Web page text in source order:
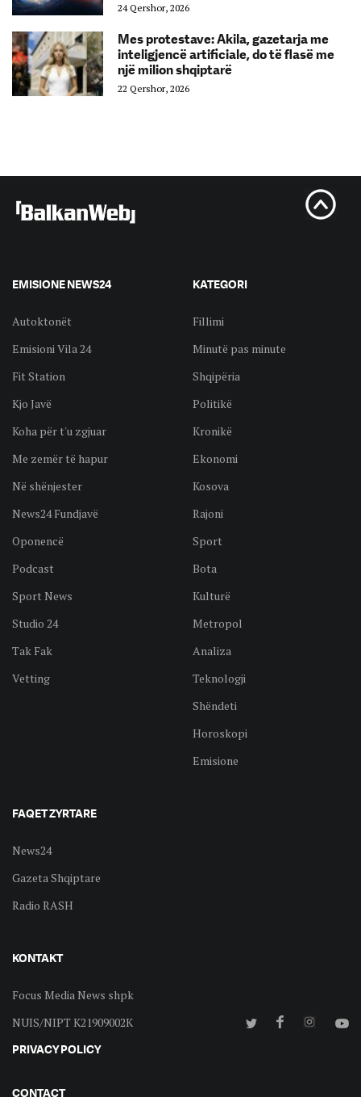
24 Qershor, 2026
Mes protestave: Akila, gazetarja me
inteligjencë artificiale, do të flasë me
një milion shqiptarë
22 Qershor, 2026
EMISIONE NEWS24
Autoktonët
Emisioni Vila 24
Fit Station
Kjo Javë
Koha për t'u zgjuar
Me zemër të hapur
Në shënjester
News24 Fundjavë
Oponencë
Podcast
Sport News
Studio 24
Tak Fak
Vetting
KATEGORI
Fillimi
Minutë pas minute
Shqipëria
Politikë
Kronikë
Ekonomi
Kosova
Rajoni
Sport
Bota
Kulturë
Metropol
Analiza
Teknologji
Shëndeti
Horoskopi
Emisione
FAQET ZYRTARE
News24
Gazeta Shqiptare
Radio RASH
KONTAKT
Focus Media News shpk
NUIS/NIPT K21909002K
PRIVACY POLICY
CONTACT